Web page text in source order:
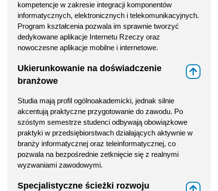
kompetencje w zakresie integracji komponentów
informatycznych, elektronicznych i telekomunikacyjnych.
Program kształcenia pozwala im sprawnie tworzyć
dedykowane aplikacje Internetu Rzeczy oraz
nowoczesne aplikacje mobilne i internetowe.
Ukierunkowanie na doświadczenie
branżowe
Studia mają profil ogólnoakademicki, jednak silnie
akcentują praktyczne przygotowanie do zawodu. Po
szóstym semestrze studenci odbywają obowiązkowe
praktyki w przedsiębiorstwach działających aktywnie w
branży informatycznej oraz teleinformatycznej, co
pozwala na bezpośrednie zetknięcie się z realnymi
wyzwaniami zawodowymi.
Specjalistyczne ścieżki rozwoju